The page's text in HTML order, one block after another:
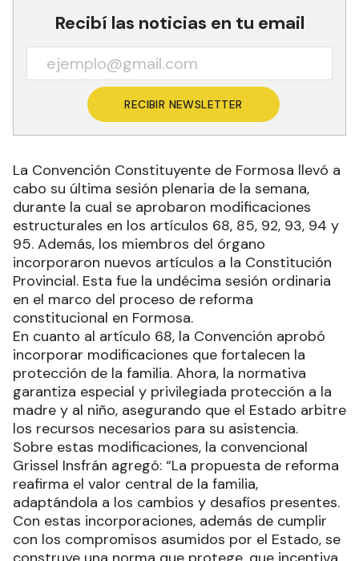
Recibí las noticias en tu email
RECIBIR NEWSLETTER
La Convención Constituyente de Formosa llevó a
cabo su última sesión plenaria de la semana,
durante la cual se aprobaron modificaciones
estructurales en los artículos 68, 85, 92, 93, 94 y
95. Además, los miembros del órgano
incorporaron nuevos artículos a la Constitución
Provincial. Esta fue la undécima sesión ordinaria
en el marco del proceso de reforma
constitucional en Formosa.
En cuanto al artículo 68, la Convención aprobó
incorporar modificaciones que fortalecen la
protección de la familia. Ahora, la normativa
garantiza especial y privilegiada protección a la
madre y al niño, asegurando que el Estado arbitre
los recursos necesarios para su asistencia.
Sobre estas modificaciones, la convencional
Grissel Insfrán agregó: “La propuesta de reforma
reafirma el valor central de la familia,
adaptándola a los cambios y desafíos presentes.
Con estas incorporaciones, además de cumplir
con los compromisos asumidos por el Estado, se